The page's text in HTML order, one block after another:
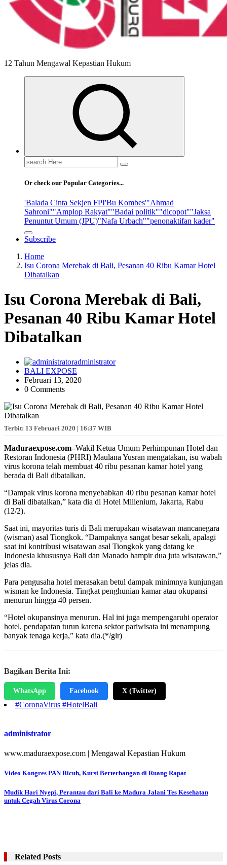
12 Tahun Mengawal Kepastian Hukum
Search
for:
Or check our Popular Categories...
'Balada Cinta Sekjen FPI'Bu Kombes'"Ahmad
Sahroni""Amplop Rakyat""Badai politik""dicopot""Jaksa
Penuntut Umum (JPU)"Nafa Urbach""penonaktifan kader"
Subscribe
Home
Isu Corona Merebak di Bali, Pesanan 40 Ribu Kamar Hotel
Dibatalkan
Isu Corona Merebak di Bali,
Pesanan 40 Ribu Kamar Hotel
Dibatalkan
administrator
BALI EXPOSE
Februari 13, 2020
0 Comments
Terbit: 13 Februari 2020 | 16:37 WIB
Maduraexpose.com–Wakil Ketua Umum Perhimpunan Hotel dan
Restoran Indonesia (PHRI) Maulana Yusran mengatakan, isu wabah
virus korona telah membuat 40 ribu pesanan kamar hotel yang
berada di Bali dibatalkan.
“Dampak virus korona menyebabkan 40 ribu pesanan kamar hotel
di Bali dibatalkan,” kata dia di Hotel Millenium, Jakarta, Rabu
(12/2).
Saat ini, mayoritas turis di Bali merupakan wisatawan mancanegara
(wisman) asal Tiongkok. “Dampaknya sangat besar sekali, apalagi
saat ini kontribusi wisatawan asal Tiongkok yang datang ke
Indonesia khususnya Bali dan Manado hampir dua juta wisatawan,”
jelas dia.
Para pengusaha hotel merasakan betul dampak minimnya kunjungan
wisman ke Indonesia. Tingkat penghunian kamar atau okupansi
menurun hingga 40 persen.
“Hotel okupansinya menurun. Hal ini juga mempengaruhi operator
hotel, pendapatan turun karena sektor pariwisata ini menampung
banyak tenaga kerja,” kata dia.(*/glr)
Bagikan Berita Ini:
WhatsApp Facebook X (Twitter)
#CoronaVirus #HotelBali
administrator
www.maduraexpose.com | Mengawal Kepastian Hukum
Navigasi
pos
Video Kongres PAN Ricuh, Kursi Berterbangan di Ruang Rapat
Mudik Hari Nyepi, Perantau dari Bali ke Madura Jalani Tes Kesehatan
untuk Cegah Virus Corona
Related Posts